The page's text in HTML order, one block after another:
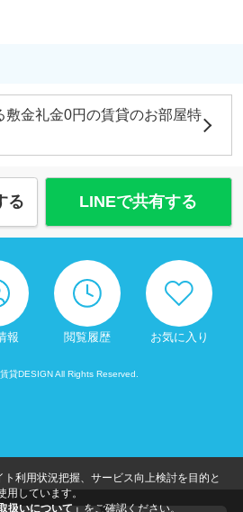
敷金礼金0円の賃貸のお部屋特
る LINEで共有する
報 閲覧履歴 お気に入り
貸DESIGN All Rights Reserved.
利用状況把握、サービス向上検討を目的と
しています。
扱いについて」 をご確認ください。